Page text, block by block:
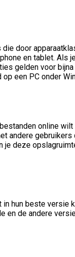
door
en tablet.
gelden voor
een PC onder
online
andere
deze
hun beste versie
de andere